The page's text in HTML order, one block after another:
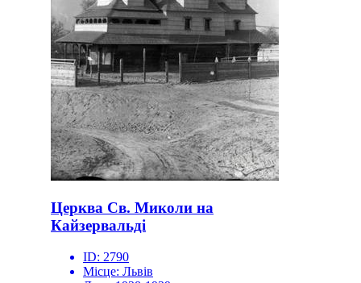
Церква Св. Миколи на
Кайзервальді
ID: 2790
Місце: Львів